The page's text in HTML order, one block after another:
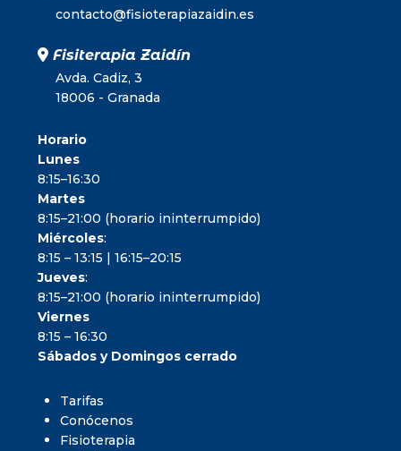
contacto@fisioterapiazaidin.es
Fisiterapia Zaidín
Avda. Cadiz, 3
18006 - Granada
Horario
Lunes
8:15–16:30
Martes
8:15–21:00 (horario ininterrumpido)
Miércoles:
8:15 – 13:15 | 16:15–20:15
Jueves:
8:15–21:00 (horario ininterrumpido)
Viernes
8:15 – 16:30
Sábados y Domingos cerrado
Tarifas
Conócenos
Fisioterapia